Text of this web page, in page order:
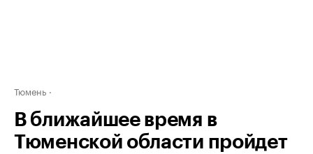
Тюмень
В ближайшее время в
Тюменской области пройдет